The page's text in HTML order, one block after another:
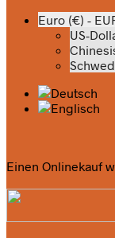
Euro (€) -
US-
Einen Onlinekauf